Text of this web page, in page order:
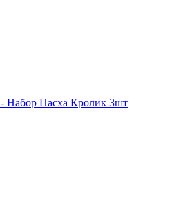
Набор Пасха Кролик 3шт